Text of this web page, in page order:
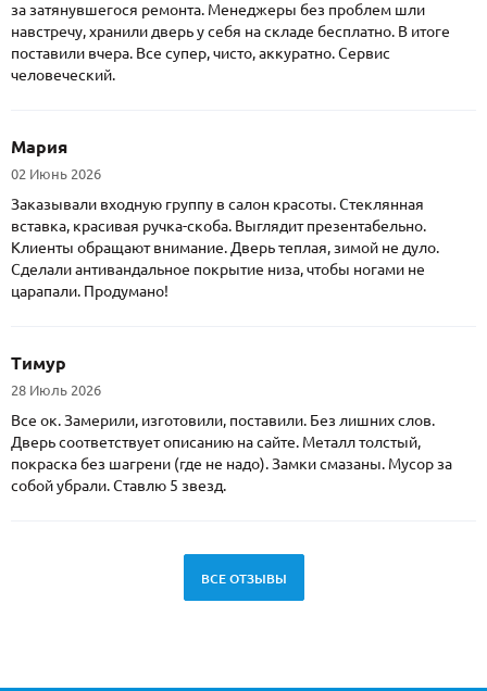
за затянувшегося ремонта. Менеджеры без проблем шли
навстречу, хранили дверь у себя на складе бесплатно. В итоге
поставили вчера. Все супер, чисто, аккуратно. Сервис
человеческий.
Мария
02 Июнь 2026
Заказывали входную группу в салон красоты. Стеклянная
вставка, красивая ручка-скоба. Выглядит презентабельно.
Клиенты обращают внимание. Дверь теплая, зимой не дуло.
Сделали антивандальное покрытие низа, чтобы ногами не
царапали. Продумано!
Тимур
28 Июль 2026
Все ок. Замерили, изготовили, поставили. Без лишних слов.
Дверь соответствует описанию на сайте. Металл толстый,
покраска без шагрени (где не надо). Замки смазаны. Мусор за
собой убрали. Ставлю 5 звезд.
ВСЕ ОТЗЫВЫ